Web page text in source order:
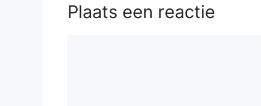
Plaats een reactie